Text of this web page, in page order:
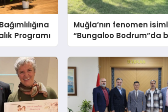
Programı
Muğla’nın fenomen
“Bungaloo Bodrum”da